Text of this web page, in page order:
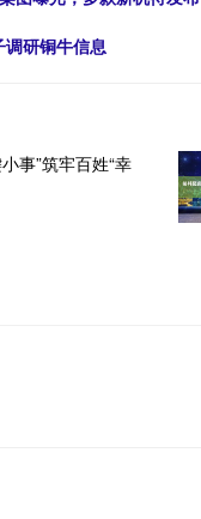
调研铜牛信息
事”筑牢百姓“幸